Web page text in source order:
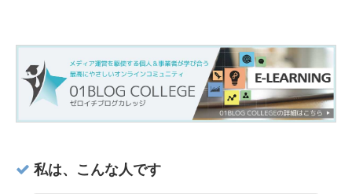
私は、こんな人です